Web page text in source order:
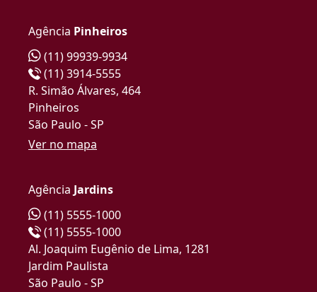
Agência Pinheiros
(11) 99939-9934
(11) 3914-5555
R. Simão Álvares, 464
Pinheiros
São Paulo - SP
Ver no mapa
Agência Jardins
(11) 5555-1000
(11) 5555-1000
Al. Joaquim Eugênio de Lima, 1281
Jardim Paulista
São Paulo - SP